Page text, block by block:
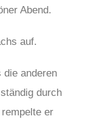
Abend.
auf.
die anderen
durch
er